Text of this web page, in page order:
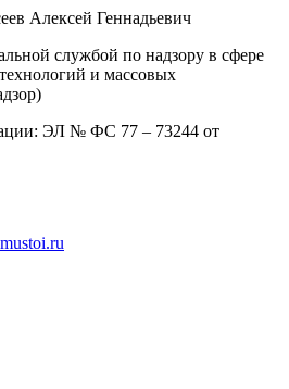
Алексей Геннадьевич
службой по надзору в сфере
и массовых
ЭЛ № ФС 77 – 73244 от